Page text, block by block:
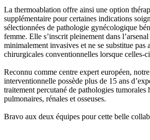
La thermoablation offre ainsi une option
supplémentaire pour certaines indications
sélectionnées de pathologie gynécologique
femme. Elle s’inscrit pleinement dans
minimalement invasives et ne se substitue pas
chirurgicales conventionnelles lorsque celles-
Reconnu comme centre expert européen,
interventionnelle possède plus de 15 ans
traitement percutané de pathologies tumorales
pulmonaires, rénales et osseuses.
Bravo aux deux équipes pour cette belle